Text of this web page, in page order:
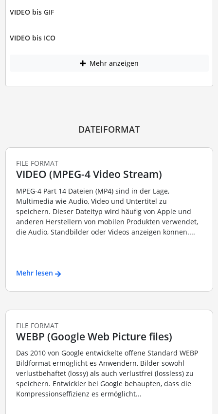
VIDEO bis GIF
VIDEO bis ICO
Mehr anzeigen
DATEIFORMAT
FILE FORMAT
VIDEO (MPEG-4 Video Stream)
MPEG-4 Part 14 Dateien (MP4) sind in der Lage,
Multimedia wie Audio, Video und Untertitel zu
speichern. Dieser Dateityp wird häufig von Apple und
anderen Herstellern von mobilen Produkten verwendet,
die Audio, Standbilder oder Videos anzeigen können....
Mehr lesen
FILE FORMAT
WEBP (Google Web Picture files)
Das 2010 von Google entwickelte offene Standard WEBP
Bildformat ermöglicht es Anwendern, Bilder sowohl
verlustbehaftet (lossy) als auch verlustfrei (lossless) zu
speichern. Entwickler bei Google behaupten, dass die
Kompressionseffizienz es ermöglicht...